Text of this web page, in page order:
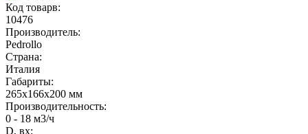
Код товарв:
10476
Производитель:
Pedrollo
Страна:
Италия
Габариты:
265x166x200 мм
Производительность:
0 - 18 м3/ч
D, вх: